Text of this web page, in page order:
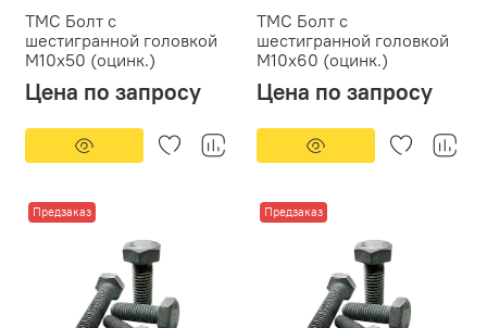
ТМС Болт с
шестигранной головкой
М10х50 (оцинк.)
Цена по запросу
ТМС Болт с
шестигранной головкой
М10х60 (оцинк.)
Цена по запросу
Предзаказ Предзаказ